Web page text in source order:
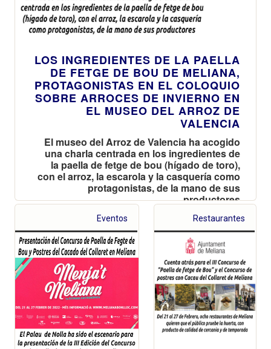
LOS INGREDIENTES DE LA PAELLA
DE FETGE DE BOU DE MELIANA,
PROTAGONISTAS EN EL COLOQUIO
SOBRE ARROCES DE INVIERNO EN
EL MUSEO DEL ARROZ DE
VALENCIA
El museo del Arroz de Valencia ha acogido
una charla centrada en los ingredientes de
la paella de fetge de bou (hígado de toro),
con el arroz, la escarola y la casquería como
protagonistas, de la mano de sus
productores
Eventos Restaurantes